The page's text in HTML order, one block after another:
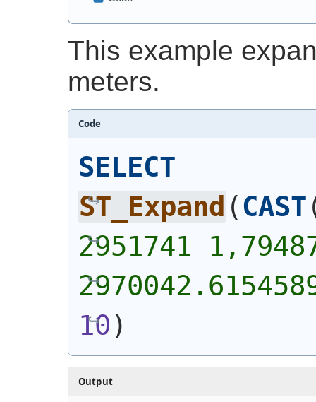
This example
meters.
Code
SELECT
ST_Expand (CAST
2951741
10)
Output